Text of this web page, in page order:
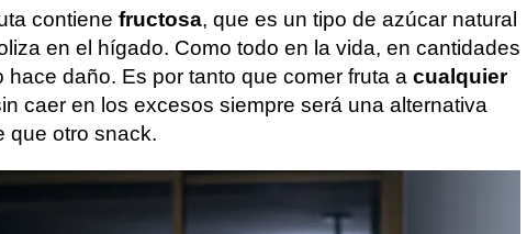
contiene fructosa, que es un tipo de azúcar natural
en el hígado. Como todo en la vida, en cantidades
hace daño. Es por tanto que comer fruta a cualquier
caer en los excesos siempre será una alternativa
que otro snack.